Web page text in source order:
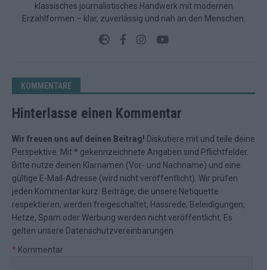
klassisches journalistisches Handwerk mit modernen
Erzählformen – klar, zuverlässig und nah an den Menschen.
KOMMENTARE
Hinterlasse einen Kommentar
Wir freuen uns auf deinen Beitrag! Diskutiere mit und teile deine
Perspektive. Mit * gekennzeichnete Angaben sind Pflichtfelder.
Bitte nutze deinen Klarnamen (Vor- und Nachname) und eine
gültige E-Mail-Adresse (wird nicht veröffentlicht). Wir prüfen
jeden Kommentar kurz. Beiträge, die unsere Netiquette
respektieren, werden freigeschaltet; Hassrede, Beleidigungen,
Hetze, Spam oder Werbung werden nicht veröffentlicht. Es
gelten unsere Datenschutzvereinbarungen
* Kommentar